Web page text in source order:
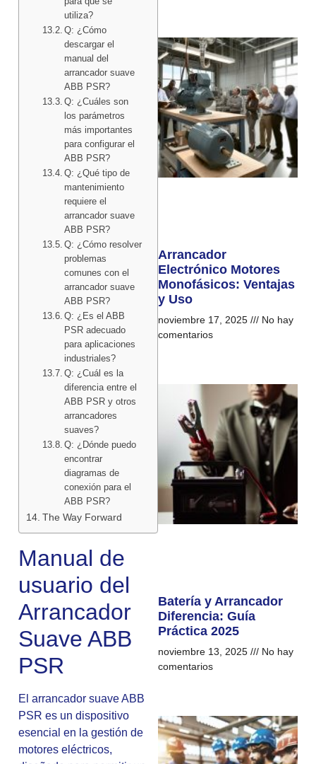
utiliza?
Q: ¿Cómo
descargar el
manual del
arrancador suave
ABB PSR?
Q: ¿Cuáles son
los parámetros
más importantes
para configurar el
ABB PSR?
Q: ¿Qué tipo de
mantenimiento
requiere el
arrancador suave
ABB PSR?
Q: ¿Cómo resolver
problemas
comunes con el
arrancador suave
ABB PSR?
Q: ¿Es el ABB
PSR adecuado
para aplicaciones
industriales?
Q: ¿Cuál es la
diferencia entre el
ABB PSR y otros
arrancadores
suaves?
Q: ¿Dónde puedo
encontrar
diagramas de
conexión para el
ABB PSR?
The Way Forward
Manual de
usuario del
Arrancador
Suave ABB
PSR
El arrancador suave ABB
PSR es un dispositivo
esencial en la gestión de
motores eléctricos,
Arrancador
Electrónico Motores
Monofásicos: Ventajas
y Uso
noviembre 17, 2025
No hay
comentarios
Batería y Arrancador
Diferencia: Guía
Práctica 2025
noviembre 13, 2025
No hay
comentarios